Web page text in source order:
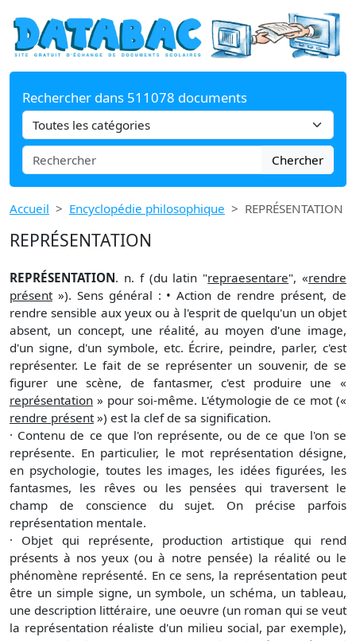
Rechercher dans 511078 documents
Chercher
Accueil Encyclopédie philosophique REPRÉSENTATION
REPRÉSENTATION
REPRÉSENTATION. n. f (du latin "repraesentare", «rendre
présent »). Sens général : • Action de rendre présent, de
rendre sensible aux yeux ou à l'esprit de quelqu'un un objet
absent, un concept, une réalité, au moyen d'une image,
d'un signe, d'un symbole, etc. Écrire, peindre, parler, c'est
représenter. Le fait de se représenter un souvenir, de se
figurer une scène, de fantasmer, c'est produire une «
représentation » pour soi-même. L'étymologie de ce mot («
rendre présent ») est la clef de sa signification.
· Contenu de ce que l'on représente, ou de ce que l'on se
représente. En particulier, le mot représentation désigne,
en psychologie, toutes les images, les idées figurées, les
fantasmes, les rêves ou les pensées qui traversent le
champ de conscience du sujet. On précise parfois
représentation mentale.
· Objet qui représente, production artistique qui rend
présents à nos yeux (ou à notre pensée) la réalité ou le
phénomène représenté. En ce sens, la représentation peut
être un simple signe, un symbole, un schéma, un tableau,
une description littéraire, une oeuvre (un roman qui se veut
la représentation réaliste d'un milieu social, par exemple),